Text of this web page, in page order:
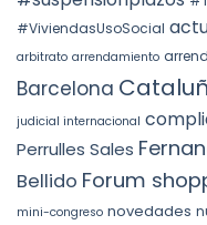
indefinida
#ViviendasUsoSocial
arbitrato arrendamiento
Barcelona
judicial internacional
Perrulles Sales
Bellido Forum
mini-congreso novedades